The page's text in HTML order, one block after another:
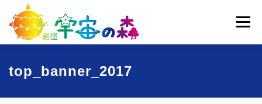
ッ
メニュー
ホーム 宇宙の森とは
top_banner_2017